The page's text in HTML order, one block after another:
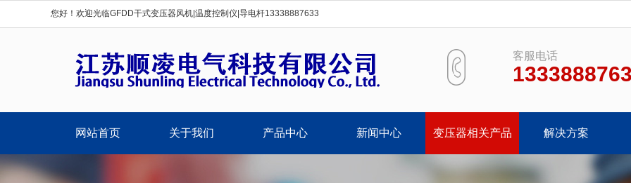
您好！欢迎光临GFDD干式变压器风机|温度控制仪|导电杆13338887633
客服电话
网站首页 关于我们 产品中心 新闻中心 变压器相关产品 解决方案